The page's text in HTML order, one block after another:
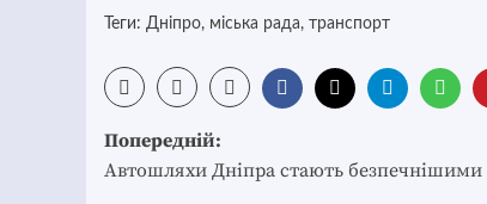
Теги: Дніпро, міська рада, транспорт
Post
navigation
Попередній:
Автошляхи Дніпра стають безпечнішими